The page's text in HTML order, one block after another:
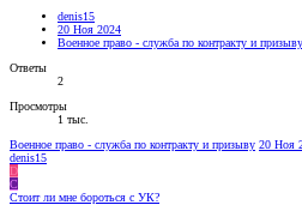
denis15
20 Ноя 2024
Военное право - служба по контракту и призыву
Ответы
2
Просмотры
1 тыс.
Военное право - служба по контракту и призыву 20 Ноя
denis15
D
С
Стоит ли мне бороться с УК?